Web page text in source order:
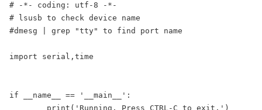
# -*- coding: utf-8 -*-
# lsusb to check device name
#dmesg | grep "tty" to find port name
import serial,time
if __name__ == '__main__':